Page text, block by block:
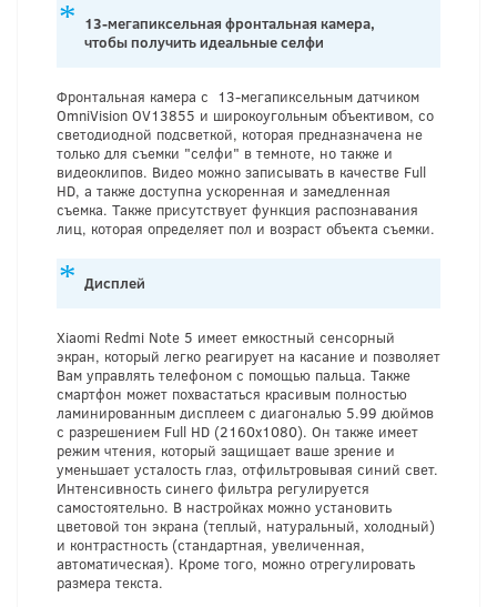
13-мегапиксельная фронтальная камера,
чтобы получить идеальные селфи
Фронтальная камера с 13-мегапиксельным датчиком
OmniVision OV13855 и широкоугольным объективом, со
светодиодной подсветкой, которая предназначена не
только для съемки "селфи" в темноте, но также и
видеоклипов. Видео можно записывать в качестве Full
HD, а также доступна ускоренная и замедленная
съемка. Также присутствует функция распознавания
лиц, которая определяет пол и возраст объекта съемки.
Дисплей
Xiaomi Redmi Note 5 имеет емкостный сенсорный
экран, который легко реагирует на касание и позволяет
Вам управлять телефоном с помощью пальца. Также
смартфон может похвастаться красивым полностью
ламинированным дисплеем с диагональю 5.99 дюймов
с разрешением Full HD (2160х1080). Он также имеет
режим чтения, который защищает ваше зрение и
уменьшает усталость глаз, отфильтровывая синий свет.
Интенсивность синего фильтра регулируется
самостоятельно. В настройках можно установить
цветовой тон экрана (теплый, натуральный, холодный)
и контрастность (стандартная, увеличенная,
автоматическая). Кроме того, можно отрегулировать
размера текста.